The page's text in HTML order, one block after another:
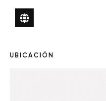
UBICACIÓN